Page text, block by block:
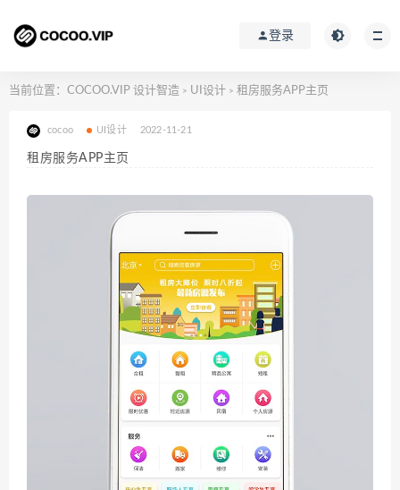
登录
当前位置： COCOO.VIP 设计智造 > UI设计 > 租房服务APP主页
cocoo UI设计 2022-11-21
租房服务APP主页